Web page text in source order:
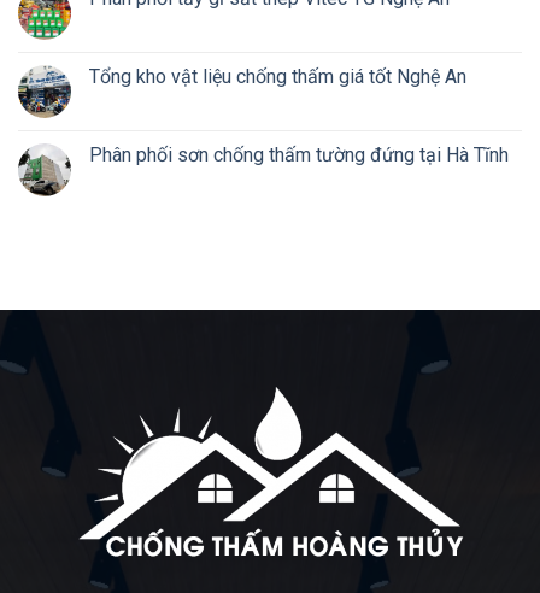
Tổng kho vật liệu chống thấm giá tốt Nghệ An
Phân phối sơn chống thấm tường đứng tại Hà Tĩnh